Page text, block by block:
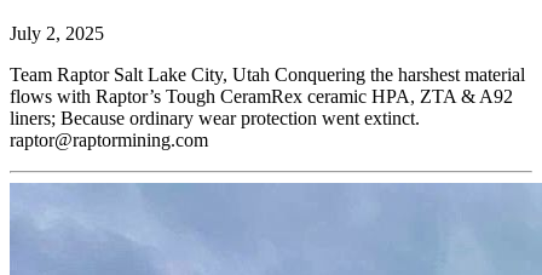
July 2, 2025
Team Raptor Salt Lake City, Utah Conquering the harshest material
flows with Raptor’s Tough CeramRex ceramic HPA, ZTA & A92
liners; Because ordinary wear protection went extinct.
raptor@raptormining.com